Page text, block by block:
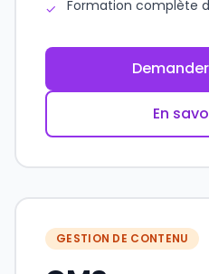
✓ Formation complète
En
GESTION DE CONTENU